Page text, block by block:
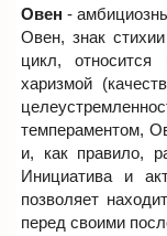
Овен -
Овен, знак
цикл,
харизмой
темпераментом,
и, как правило,
Инициатива и
позволяет
перед своими